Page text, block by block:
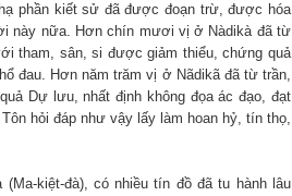
phần kiết sử đã được đoạn trừ, được hóa
này nữa. Hơn chín mươi vị ở Nàdikà đã từ
tham, sân, si được giảm thiểu, chứng quả
đau. Hơn năm trăm vị ở Nãdikã đã từ trần,
Dự lưu, nhất định không đọa ác đạo, đạt
hỏi đáp như vậy lấy làm hoan hỷ, tín thọ,
kiệt-đà), có nhiều tín đồ đã tu hành lâu